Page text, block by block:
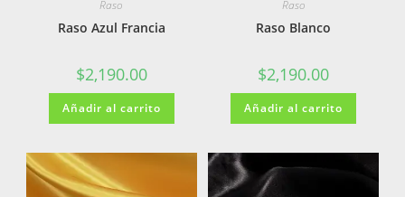
Raso
Raso Azul Francia
$2,190.00
Añadir al carrito
Raso
Raso Blanco
$2,190.00
Añadir al carrito